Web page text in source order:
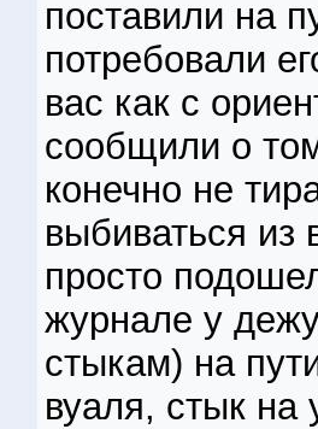
поставили на
потребовали
вас как с
сообщили о
конечно не
выбиваться из
просто
журнале у
стыкам) на
вуаля, стык на